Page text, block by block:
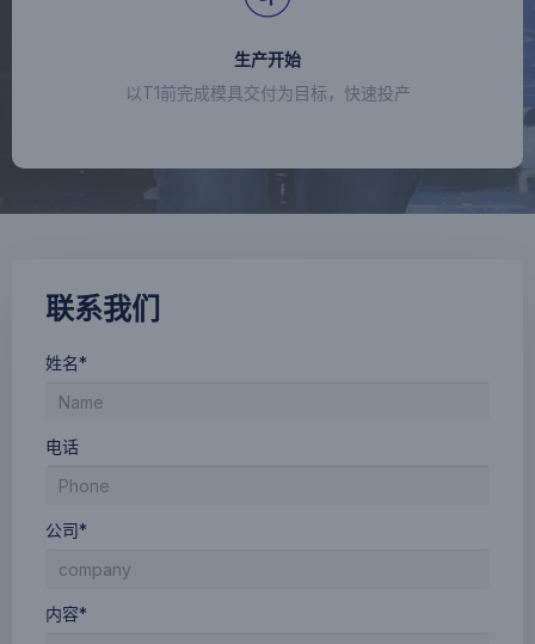
生产开始
以T1前完成模具交付为目标，快速投产
联系我们
姓名*
电话
公司*
内容*